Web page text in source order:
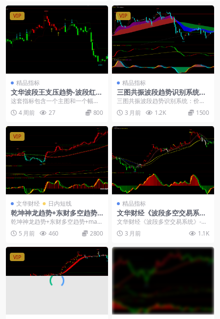
VIP
精品指标
文华波段王支压趋势-波段红绿
柱-顶底预警
这套指标包含一个主图和一个幅
图，主图是支撑压力转折，红绿柱
趋势涨跌变化。同时有一...
4 周前 27 800
VIP
精品指标
三图共振波段趋势识别系统：
价格转折点与多空动能分析
三图共振波段趋势识别系统：价格
转折点与多空动能分析： 1、指标
组成：财通趋势支压...
3 月前 1.2K 1500
VIP
文华财经 日内短线
乾坤神龙趋势+东财多空趋势+
macd波段反转幅图
乾坤神龙趋势+东财多空趋势+mac
d波段反转幅图，感兴趣的朋友咨询
客服！ 一、指...
5 月前 460 2800
精品指标
文华财经《波段多空交易系
统》-macd趋势顶底无未来指
文华财经《波段多空交易系统》-m
acd趋势顶底无未来指标： 1、指标
组成：福星趋...
3 月前 1.1K
VIP